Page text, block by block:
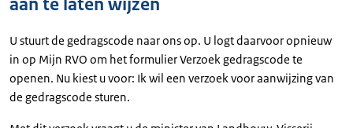
aan te laten wijzen
U stuurt de gedragscode naar ons op. U logt daarvoor opnieuw
in op Mijn RVO om het formulier Verzoek gedragscode te
openen. Nu kiest u voor: Ik wil een verzoek voor aanwijzing van
de gedragscode sturen.